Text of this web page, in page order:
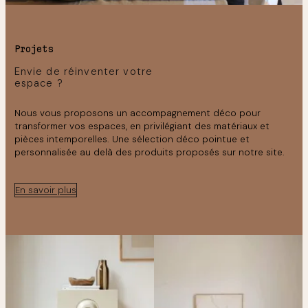
Projets
Envie de réinventer votre
espace ?
Nous vous proposons un accompagnement déco pour
transformer vos espaces, en privilégiant des matériaux et
pièces intemporelles. Une sélection déco pointue et
personnalisée au delà des produits proposés sur notre site.
En savoir plus